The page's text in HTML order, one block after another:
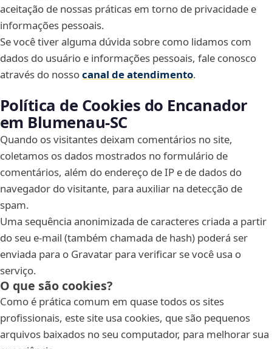
aceitação de nossas práticas em torno de privacidade e
informações pessoais.
Se você tiver alguma dúvida sobre como lidamos com
dados do usuário e informações pessoais, fale conosco
através do nossocanal de atendimento.
Política de Cookies do Encanador
em Blumenau‑SC
Quando os visitantes deixam comentários no site,
coletamos os dados mostrados no formulário de
comentários, além do endereço de IP e de dados do
navegador do visitante, para auxiliar na detecção de
spam.
Uma sequência anonimizada de caracteres criada a partir
do seu e-mail (também chamada de hash) poderá ser
enviada para o Gravatar para verificar se você usa o
serviço.
O que são cookies?
Como é prática comum em quase todos os sites
profissionais, este site usa cookies, que são pequenos
arquivos baixados no seu computador, para melhorar sua